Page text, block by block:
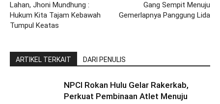
Lahan, Jhoni Mundhung :
Hukum Kita Tajam Kebawah
Tumpul Keatas
Gang Sempit Menuju
Gemerlapnya Panggung Lida
ARTIKEL TERKAIT DARI PENULIS
NPCI Rokan Hulu Gelar Rakerkab,
Perkuat Pembinaan Atlet Menuju